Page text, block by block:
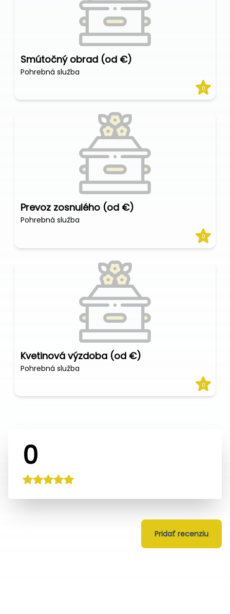
Smútočný obrad (od €)
Pohrebná služba
0
Prevoz zosnulého (od €)
Pohrebná služba
0
Kvetinová výzdoba (od €)
Pohrebná služba
0
0
Pridať recenziu